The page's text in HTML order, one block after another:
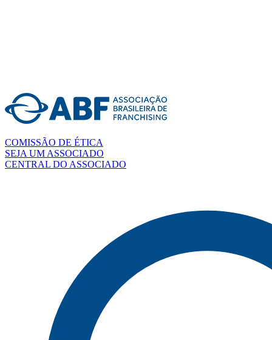
COMISSÃO DE ÉTICA
SEJA UM ASSOCIADO
CENTRAL DO ASSOCIADO